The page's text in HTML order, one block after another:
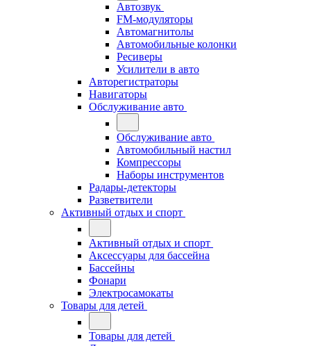
Автозвук
FM-модуляторы
Автомагнитолы
Автомобильные колонки
Ресиверы
Усилители в авто
Авторегистраторы
Навигаторы
Обслуживание авто
Обслуживание авто
Автомобильный настил
Компрессоры
Наборы инструментов
Радары-детекторы
Разветвители
Активный отдых и спорт
Активный отдых и спорт
Аксессуары для бассейна
Бассейны
Фонари
Электросамокаты
Товары для детей
Товары для детей